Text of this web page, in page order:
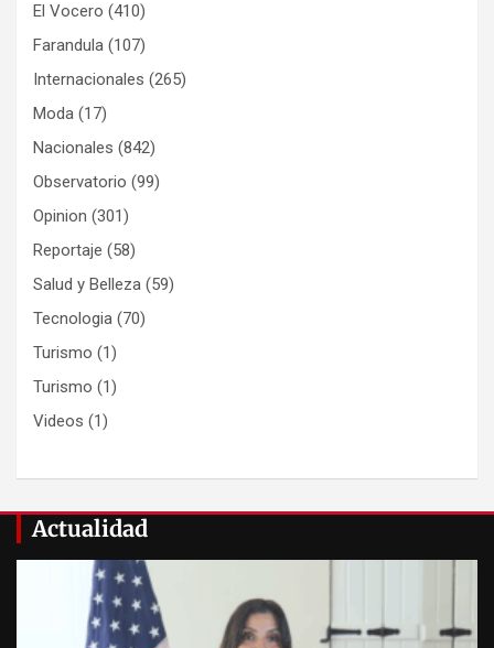
El Vocero (410)
Farandula (107)
Internacionales (265)
Moda (17)
Nacionales (842)
Observatorio (99)
Opinion (301)
Reportaje (58)
Salud y Belleza (59)
Tecnologia (70)
Turismo (1)
Turismo (1)
Videos (1)
Actualidad